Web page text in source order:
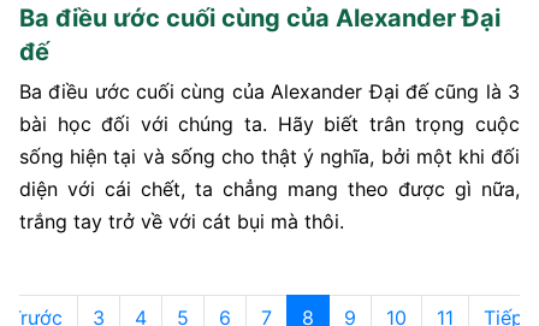
Ba điều ước cuối cùng của Alexander Đại
đế
Ba điều ước cuối cùng của Alexander Đại đế cũng là 3
bài học đối với chúng ta. Hãy biết trân trọng cuộc
sống hiện tại và sống cho thật ý nghĩa, bởi một khi đối
diện với cái chết, ta chẳng mang theo được gì nữa,
trắng tay trở về với cát bụi mà thôi.
Trước 3 4 5 6 7 8 9 10 11 Tiếp